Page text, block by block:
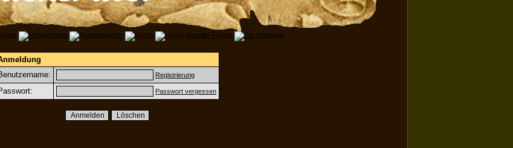
Registrierung
Passwort vergessen